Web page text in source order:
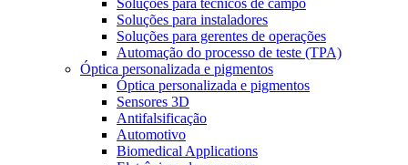
Soluções para técnicos de campo
Soluções para instaladores
Soluções para gerentes de operações
Automação do processo de teste (TPA)
Óptica personalizada e pigmentos
Óptica personalizada e pigmentos
Sensores 3D
Antifalsificação
Automotivo
Biomedical Applications